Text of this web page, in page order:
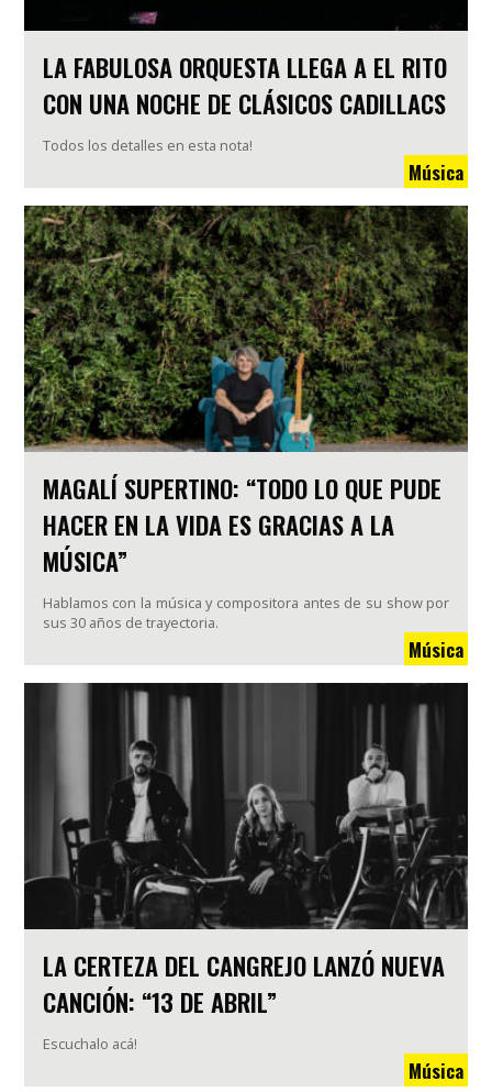
LA FABULOSA ORQUESTA LLEGA A EL RITO
CON UNA NOCHE DE CLÁSICOS CADILLACS
Todos los detalles en esta nota!
Música
MAGALÍ SUPERTINO: “TODO LO QUE PUDE
HACER EN LA VIDA ES GRACIAS A LA
MÚSICA”
Hablamos con la música y compositora antes de su show por
sus 30 años de trayectoria.
Música
LA CERTEZA DEL CANGREJO LANZÓ NUEVA
CANCIÓN: “13 DE ABRIL”
Escuchalo acá!
Música